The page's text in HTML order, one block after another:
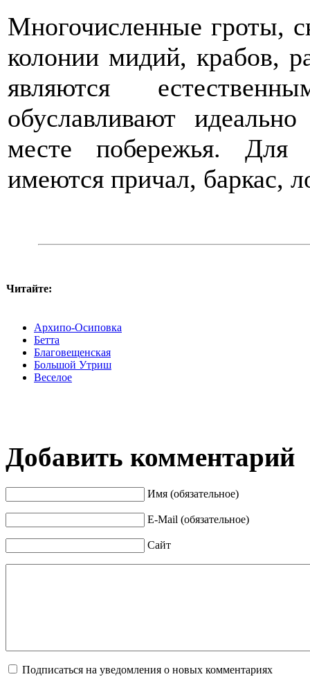
Многочисленные гроты,
колонии мидий, крабов,
являются
обуславливают
месте побережья. Для
имеются причал, баркас,
Читайте:
Архипо-Осиповка
Бетта
Благовещенская
Большой Утриш
Веселое
Добавить комментарий
Имя (обязательное)
E-Mail (обязательное)
Сайт
Подписаться на уведомления о новых комментариях